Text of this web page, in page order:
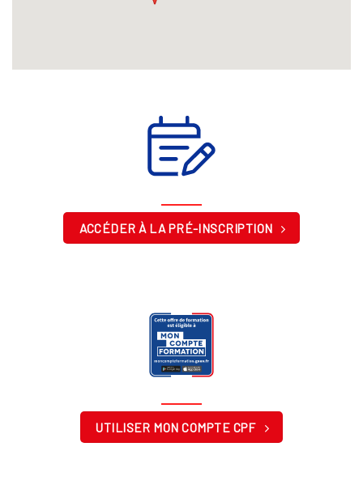
ACCÉDER À LA PRÉ-INSCRIPTION
UTILISER MON COMPTE CPF